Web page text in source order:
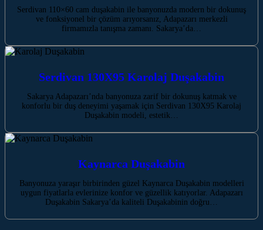
Serdivan 110×60 cam duşakabin ile banyonuzda modern bir dokunuş
ve fonksiyonel bir çözüm arıyorsanız, Adapazarı merkezli
firmamızla tanışma zamanı. Sakarya’da…
Serdivan 130X95 Karolaj Duşakabin
Sakarya Adapazarı’nda banyonuza zarif bir dokunuş katmak ve
konforlu bir duş deneyimi yaşamak için Serdivan 130X95 Karolaj
Duşakabin modeli, estetik…
Kaynarca‎‎‎ Duşakabin
Banyonuza yaraşır birbirinden güzel Kaynarca‎‎‎ Duşakabin modelleri
uygun fiyatlarla evlerinize konfor ve güzellik katıyorlar. Adapazarı
Duşakabin Sakarya’da kaliteli Duşakabinin doğru…